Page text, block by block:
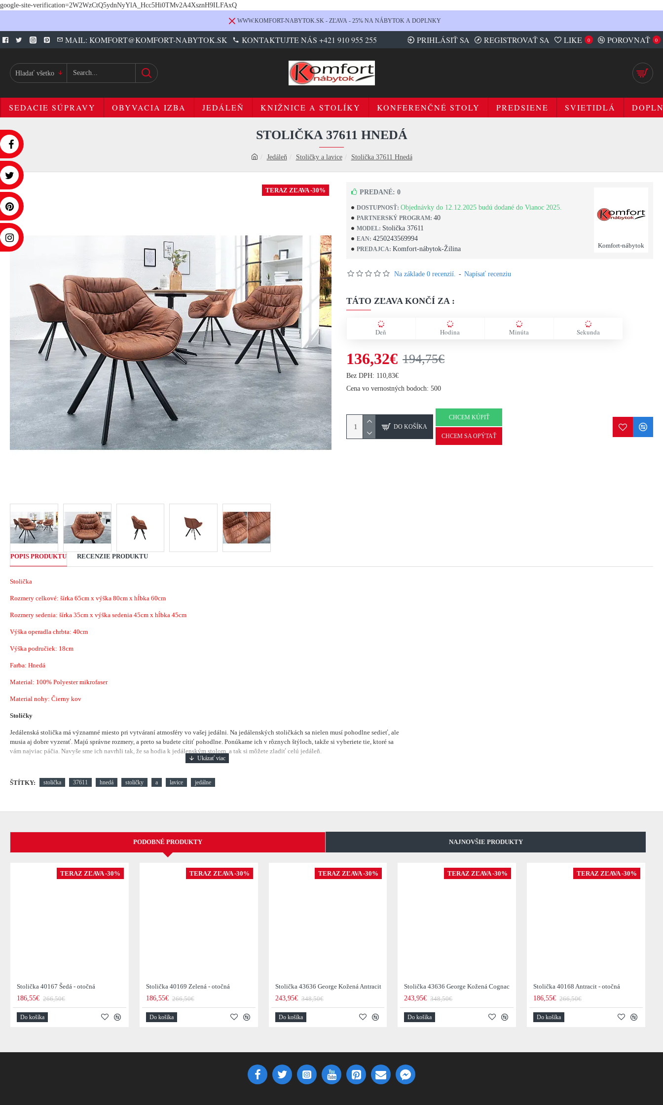
google-site-verification=2W2WzCtQ5ydnNyYlA_Hcc5Hi0TMv2A4XsznH9ILFAxQ
WWW.KOMFORT-NABYTOK.SK - ZĽAVA - 25% NA NÁBYTOK A DOPLNKY
MAIL: KOMFORT@KOMFORT-NABYTOK.SK KONTAKTUJTE NÁS +421 910 955 255 PRIHLÁSIŤ SA REGISTROVAŤ SA LIKE 0 POROVNAŤ 0
Hladať všetko
SEDACIE SÚPRAVY OBYVACIA IZBA JEDÁLEŇ KNIŽNICE A STOLÍKY KONFERENČNÉ STOLY PREDSIENE SVIETIDLÁ
Jedáleň Stoličky a lavice Stolička 37611 Hnedá
STOLIČKA 37611 HNEDÁ
TERAZ ZĽAVA -30%
DOSTUPNOSŤ: Objednávky do 12.12.2025 budú dodané do Vianoc 2025.
PARTNERSKÝ PROGRAM: 40
MODEL: Stolička 37611
EAN: 4250243569994
PREDAJCA: Komfort-nábytok-Žilina Komfort-nábytok
PREDANÉ: 0
Na základe 0 recenzií. - Napísať recenziu
TÁTO ZĽAVA KONČÍ ZA :
Deň Hodina Minúta Sekunda
136,32€ 194,75€
Bez DPH: 110,83€
Cena vo vernostných bodoch: 500
DO KOŠÍKA
CHCEM KÚPIŤ
CHCEM SA OPÝTAŤ
POPIS PRODUKTU RECENZIE PRODUKTU
Stolička
Rozmery celkové: šírka 65cm x výška 80cm x hĺbka 60cm
Rozmery sedenia: šírka 35cm x výška sedenia 45cm x hĺbka 45cm
Výška operadla chrbta: 40cm
Výška područiek: 18cm
Farba: Hnedá
Material: 100% Polyester mikrofaser
Material nohy: Čierny kov
Stoličky
Jedálenská stolička má významné miesto pri vytváraní atmosféry vo vašej jedálni. Na jedálenských stoličkách sa nielen musí pohodlne sedieť, ale
musia aj dobre vyzerať. Majú správne rozmery, a preto sa budete cítiť pohodlne. Ponúkame ich v rôznych štýloch, takže si vyberiete tie, ktoré sa
vám najviac páčia. Navyše sme ich navrhli tak, že sa hodia k jedálenským stolom, a tak si môžete zladiť celú jedáleň.
ŠTÍTKY: stolička 37611 hnedá stoličky a lavice jedálne
PODOBNÉ PRODUKTY NAJNOVŠIE PRODUKTY
TERAZ ZĽAVA -30%
Stolička 40167 Šedá - otočná
186,55€ 266,50€
Do košíka
TERAZ ZĽAVA -30%
Stolička 40169 Zelená - otočná
186,55€ 266,50€
Do košíka
TERAZ ZĽAVA -30%
Stolička 43636 George Kožená Antracit
243,95€ 348,50€
Do košíka
TERAZ ZĽAVA -30%
Stolička 43636 George Kožená Cognac
243,95€ 348,50€
Do košíka
TERAZ ZĽAVA -30%
Stolička 40168 Antracit - otočná
186,55€ 266,50€
Do košíka